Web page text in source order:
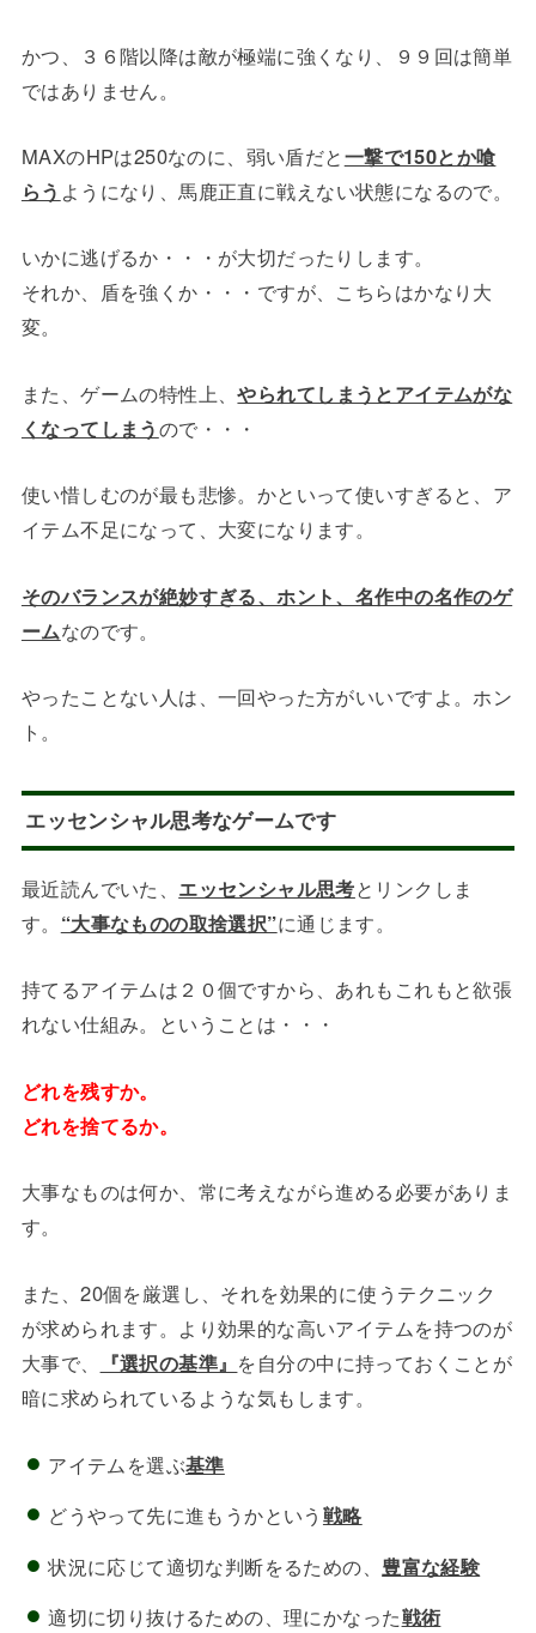
かつ、３６階以降は敵が極端に強くなり、９９回は簡単
ではありません。
MAXのHPは250なのに、弱い盾だと一撃で150とか喰
らう ようになり、馬鹿正直に戦えない状態になるので。
いかに逃げるか・・・が大切だったりします。
それか、盾を強くか・・・ですが、こちらはかなり大
変。
また、ゲームの特性上、やられてしまうとアイテムがな
くなってしまうので・・・
使い惜しむのが最も悲惨。かといって使いすぎると、ア
イテム不足になって、大変になります。
そのバランスが絶妙すぎる、ホント、名作中の名作のゲ
ームなのです。
やったことない人は、一回やった方がいいですよ。ホン
ト。
エッセンシャル思考なゲームです
最近読んでいた、 エッセンシャル思考とリンクしま
す。 “大事なものの取捨選択”に通じます。
持てるアイテムは２０個ですから、あれもこれもと欲張
れない仕組み。ということは・・・
どれを残すか。
どれを捨てるか。
大事なものは何か、常に考えながら進める必要がありま
す。
また、20個を厳選し、それを効果的に使うテクニック
が求められます。より効果的な高いアイテムを持つのが
大事で、
『選択の基準』 を自分の中に持っておくことが
暗に求められているような気もします。
アイテムを選ぶ基準
どうやって先に進もうかという 戦略
状況に応じて適切な判断をるための、豊富な経験
適切に切り抜けるための、理にかなった戦術